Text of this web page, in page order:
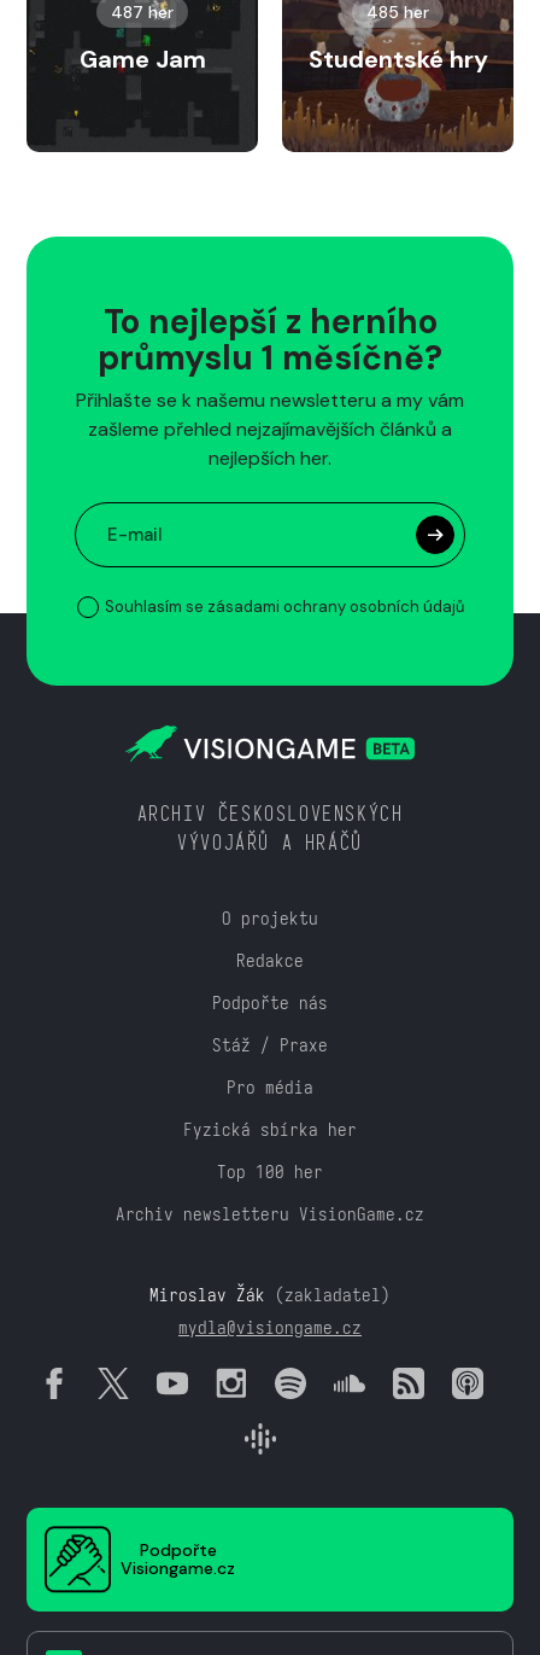
487 her
Game Jam
485 her
Studentské hry
To nejlepší z herního
průmyslu 1 měsíčně?
Přihlašte se k našemu newsletteru a my vám
zašleme přehled nejzajímavějších článků a
nejlepších her.
Souhlasím se zásadami ochrany osobních údajů
ARCHIV ČESKOSLOVENSKÝCH
VÝVOJÁŘŮ A HRÁČŮ
O projektu
Redakce
Podpořte nás
Stáž / Praxe
Pro média
Fyzická sbírka her
Top 100 her
Archiv newsletteru VisionGame.cz
Miroslav Žák (zakladatel)
mydla@visiongame.cz
Podpořte
Visiongame.cz